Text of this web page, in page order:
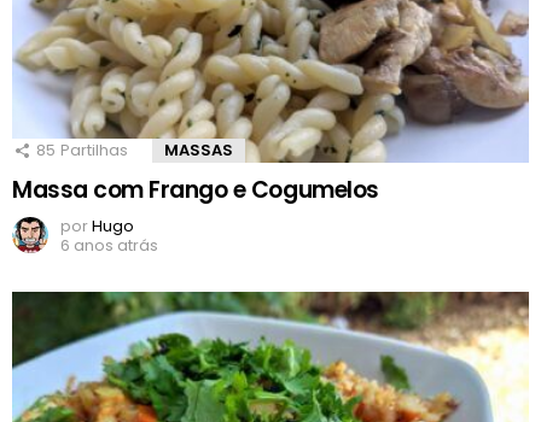
85 Partilhas MASSAS
Massa com Frango e Cogumelos
porHugo
6 anos atrás